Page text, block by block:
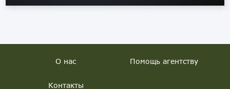
О нас Помощь агентству
Контакты